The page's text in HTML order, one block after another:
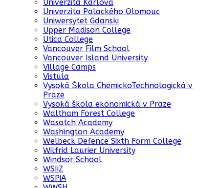
Univerzita Karlova
Univerzita Palackého Olomouc
Uniwersytet Gdanski
Upper Madison College
Utica College
Vancouver Film School
Vancouver Island University
Village Camps
Vistula
Vysoká Škola ChemickoTechnologická v
Praze
Vysoká škola ekonomická v Praze
Waltham Forest College
Wasatch Academy
Washington Academy
Welbeck Defence Sixth Form College
Wilfrid Laurier University
Windsor School
WSIiZ
WSPiA